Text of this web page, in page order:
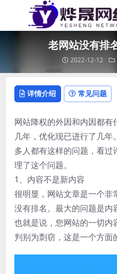
老网站没有排
2022-12-12
详情介绍 常见问题
网站降权的外因和内因都
几年，优化现已进行了几
多人都有这样的问题，看
理了这个问题。
1、内容不是新内容
很明显，网站文章是一个
没有排名。最大的问题是内
也就是说，您网站的一切内
判别为剽窃，这是一个方面